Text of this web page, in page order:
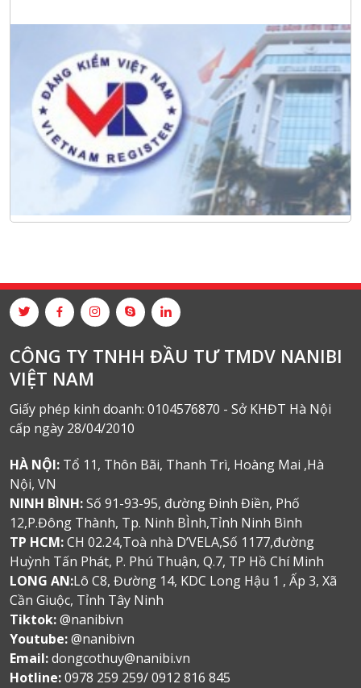
CÔNG TY TNHH ĐẦU TƯ TMDV NANIBI
VIỆT NAM
Giấy phép kinh doanh: 0104576870 - Sở KHĐT Hà Nội
cấp ngày 28/04/2010
HÀ NỘI: Tổ 11, Thôn Bãi, Thanh Trì, Hoàng Mai ,Hà
Nội, VN
NINH BÌNH:Số 91-93-95, đường Đinh Điền, Phố
12,P.Đông Thành, Tp. Ninh BÌnh,Tỉnh Ninh Bình
TP HCM:CH 02.24,Toà nhà D’VELA,Số 1177,đường
Huỳnh Tấn Phát, P. Phú Thuận, Q.7, TP Hồ Chí Minh
LONG AN:Lô C8, Đường 14, KDC Long Hậu 1 , Ấp 3, Xã
Cần Giuộc, Tỉnh Tây Ninh
Tiktok:@nanibivn
Youtube:@nanibivn
Email:dongcothuy@nanibi.vn
Hotline:0978 259 259/ 0912 816 845